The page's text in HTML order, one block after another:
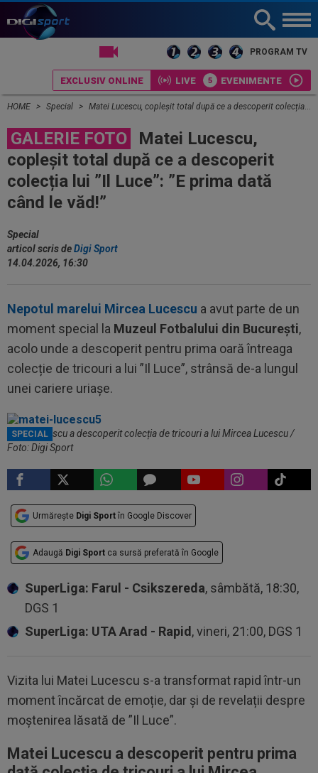
PROGRAM TV
EXCLUSIV ONLINE LIVE EVENIMENTE
HOME Special Matei Lucescu, copleșit total după ce a descoperit colecția lui ”Il Luce”: ”E prima dată când le văd!”
GALERIE FOTO
Matei Lucescu,
copleșit total după ce a descoperit
colecția lui ”Il Luce”: ”E prima dată
când le văd!”
Special
articol scris deDigi Sport
14.04.2026, 16:30
Nepotul marelui Mircea Lucescu a avut parte de un
moment special la Muzeul Fotbalului din București,
acolo unde a descoperit pentru prima oară întreaga
colecție de tricouri a lui ”Il Luce”, strânsă de-a lungul
unei cariere uriașe.
SPECIAL
Matei Lucescu a descoperit colecția de tricouri a lui Mircea Lucescu /
Foto: Digi Sport
Urmărește Digi Sport în Google Discover
Adaugă Digi Sport ca sursă preferată în Google
SuperLiga: Farul - Csikszereda, sâmbătă, 18:30,
DGS 1
SuperLiga: UTA Arad - Rapid , vineri, 21:00, DGS 1
Vizita lui Matei Lucescu s-a transformat rapid într-un
moment încărcat de emoție, dar și de revelații despre
moștenirea lăsată de ”Il Luce”.
Matei Lucescu a descoperit pentru prima